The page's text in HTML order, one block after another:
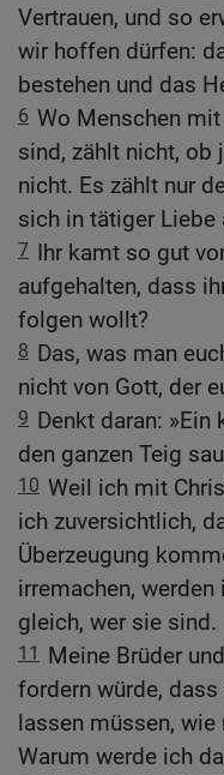
Vertrauen, und so
wir hoffen dürfen:
bestehen und das
6 Wo Menschen
sind, zählt nicht, ob
nicht. Es zählt nur
sich in tätiger Liebe
7 Ihr kamt so gut
aufgehalten, dass
folgen wollt?
8 Das, was man
nicht von Gott, der
9 Denkt daran:
den ganzen Teig
10 Weil ich mit
ich zuversichtlich,
Überzeugung
irremachen,
gleich, wer sie sind.
11
Meine Brüder
fordern würde,
lassen müssen,
Warum werde ich